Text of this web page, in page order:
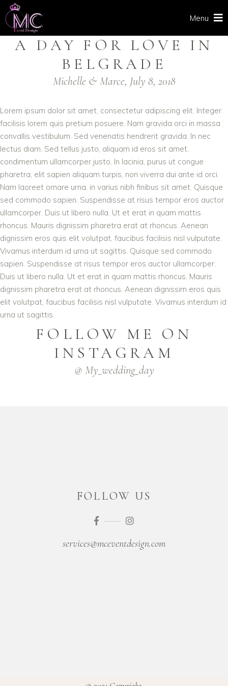
Menu
A DAY FOR LOVE IN
BELGRADE
Michelle & Marce, July 8, 2018
Lorem ipsum dolor sit amet, consectetur adipiscing elit. Integer
facilisis lorem quis pretium posuere. Nam gravida orci in massa
convallis vestibulum. Sed venenatis hendrerit gravida. In nec
lectus diam. Sed tellus justo, aliquam id eros sit amet,
condimentum ullamcorper justo. In lacinia, purus ut congue
pharetra, elit sapien aliquam turpis, non viverra dui ante id orci.
Nam laoreet ornare urna, in varius nibh finibus sit amet. Quisque
sed commodo sapien. Suspendisse at risus tempor eros auctor
ullamcorper. Duis ut libero nulla. Ut et erat in quam mattis
rhoncus. Mauris dignissim pharetra erat at rhoncus. Aenean
dignissim eros quis elit volutpat, faucibus facilisis nisl vulputate.
Vivamus interdum id urna ut sagittis. Quisque sed commodo
sapien. Suspendisse at risus tempor eros auctor ullamcorper.
Duis ut libero nulla. Ut et erat in quam mattis rhoncus. Mauris
dignissim pharetra erat at rhoncus. Aenean dignissim eros quis
elit volutpat, faucibus facilisis nisl vulputate. Vivamus interdum id
urna ut sagittis.
FOLLOW ME ON
INSTAGRAM
@ My_wedding_day
FOLLOW US
services@mceventdesign.com